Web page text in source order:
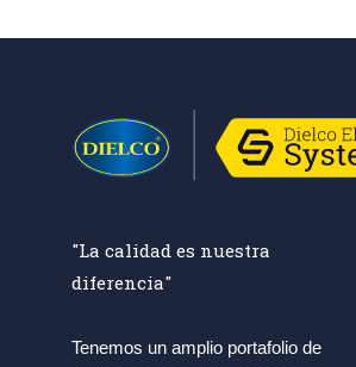
"La calidad es nuestra
diferencia"
Tenemos un amplio portafolio de